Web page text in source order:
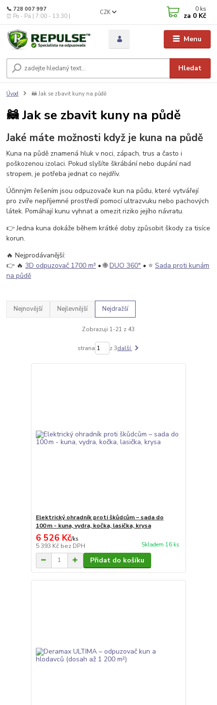
Menu
CZK
Hledat
📞 728 007 997
⏰ Po - Pá | 7:00 - 13:30 |
0 ks
za 0 Kč
Úvod 🦝 Jak se zbavit kuny na půdě
🦝 Jak se zbavit kuny na půdě
Jaké máte možnosti když je kuna na půdě
Kuna na půdě znamená hluk v noci, zápach, trus a často i
poškozenou izolaci. Pokud slyšíte škrábání nebo dupání nad
stropem, je potřeba jednat co nejdřív.
Účinným řešením jsou odpuzovače kun na půdu, které vytvářejí
pro zvíře nepříjemné prostředí pomocí ultrazvuku nebo pachových
látek. Pomáhají kunu vyhnat a omezit riziko jejího návratu.
👉 Jedna kuna dokáže během krátké doby způsobit škody za tisíce
korun.
🔥 Nejprodávanější:
👉 🔥3D odpuzovač 1700 m³ • 🌐DUO 360° • ⭐Sada proti kunám
na půdě
Nejnovější Nejlevnější Nejdražší
Zobrazuji 1-21 z 43
strana z 3další
Elektrický ohradník proti škůdcům – sada do
100 m - kuna, vydra, kočka, lasička, krysa
6 526 Kč/ks
5 393 Kč bez DPH Skladem 16 ks
Přidat do košíku